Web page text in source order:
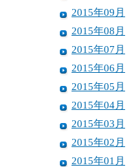
2015年09月
2015年08月
2015年07月
2015年06月
2015年05月
2015年04月
2015年03月
2015年02月
2015年01月